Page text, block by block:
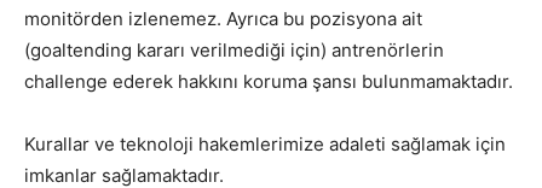
monitörden izlenemez. Ayrıca bu pozisyona ait
(goaltending kararı verilmediği için) antrenörlerin
challenge ederek hakkını koruma şansı bulunmamaktadır.
Kurallar ve teknoloji hakemlerimize adaleti sağlamak için
imkanlar sağlamaktadır.